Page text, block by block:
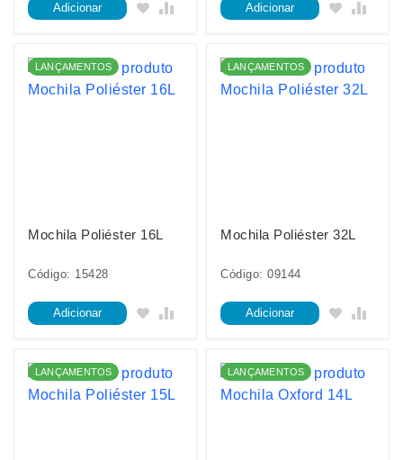
Adicionar Adicionar
LANÇAMENTOS
Mochila Poliéster 16L
Código: 15428
Adicionar
LANÇAMENTOS
Mochila Poliéster 32L
Código: 09144
Adicionar
LANÇAMENTOS LANÇAMENTOS